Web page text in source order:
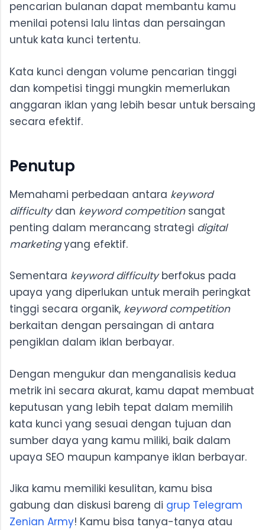
pencarian bulanan dapat membantu kamu
menilai potensi lalu lintas dan persaingan
untuk kata kunci tertentu.
Kata kunci dengan volume pencarian tinggi
dan kompetisi tinggi mungkin memerlukan
anggaran iklan yang lebih besar untuk bersaing
secara efektif.
Penutup
Memahami perbedaan antara keyword
difficultydan keyword competitionsangat
penting dalam merancang strategi digital
marketingyang efektif.
Sementara keyword difficultyberfokus pada
upaya yang diperlukan untuk meraih peringkat
tinggi secara organik, keyword competition
berkaitan dengan persaingan di antara
pengiklan dalam iklan berbayar.
Dengan mengukur dan menganalisis kedua
metrik ini secara akurat, kamu dapat membuat
keputusan yang lebih tepat dalam memilih
kata kunci yang sesuai dengan tujuan dan
sumber daya yang kamu miliki, baik dalam
upaya SEO maupun kampanye iklan berbayar.
Jika kamu memiliki kesulitan, kamu bisa
gabung dan diskusi bareng di grup Telegram
Zenian Army! Kamu bisa tanya-tanya atau